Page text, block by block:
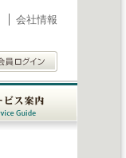
会社情報